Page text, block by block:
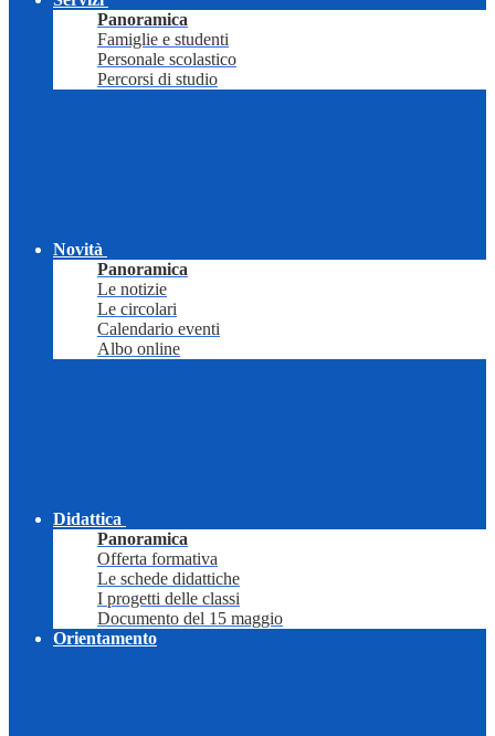
Panoramica
Famiglie e studenti
Personale scolastico
Percorsi di studio
Novità
Panoramica
Le notizie
Le circolari
Calendario eventi
Albo online
Didattica
Panoramica
Offerta formativa
Le schede didattiche
I progetti delle classi
Documento del 15 maggio
Orientamento